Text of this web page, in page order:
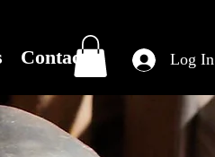
Contact Log In